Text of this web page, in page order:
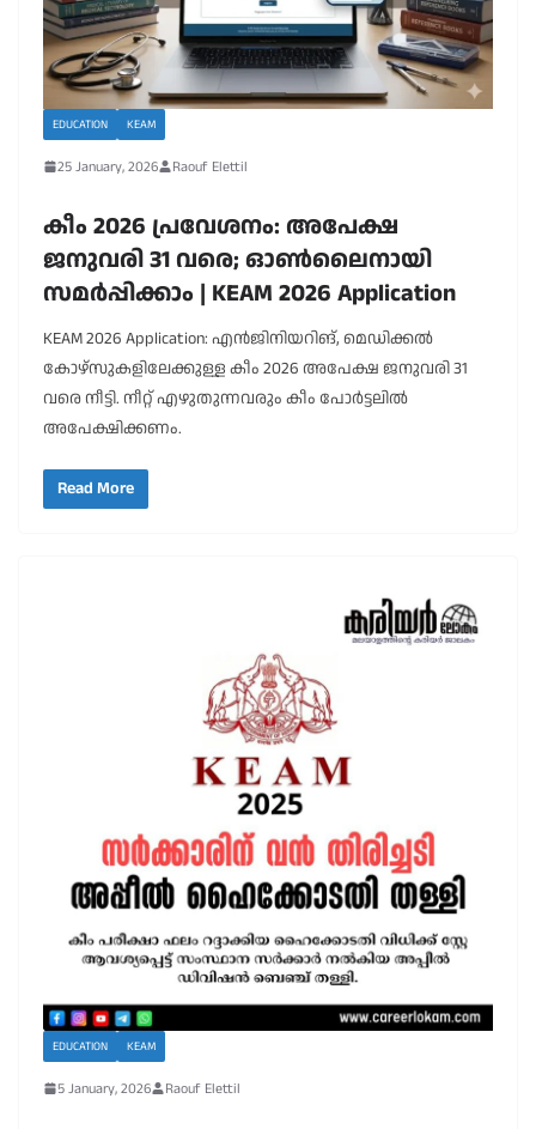
EDUCATION KEAM
25 January, 2026 Raouf Elettil
കീം 2026 പ്രവേശനം: അപേക്ഷ
ജനുവരി 31 വരെ; ഓൺലൈനായി
സമർപ്പിക്കാം | KEAM 2026 Application
KEAM 2026 Application: എൻജിനിയറിങ്, മെഡിക്കൽ
കോഴ്‌സുകളിലേക്കുള്ള കീം 2026 അപേക്ഷ ജനുവരി 31
വരെ നീട്ടി. നീറ്റ് എഴുതുന്നവരും കീം പോർട്ടലിൽ
അപേക്ഷിക്കണം.
Read More
EDUCATION KEAM
5 January, 2026 Raouf Elettil